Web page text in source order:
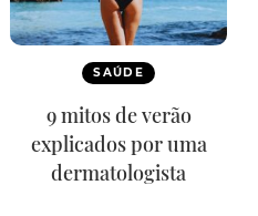
SAÚDE
9 mitos de verão
explicados por uma
dermatologista